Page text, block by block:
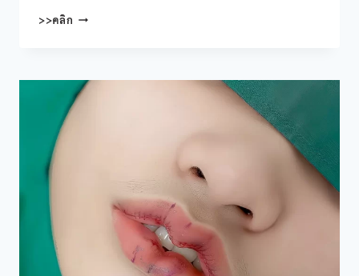
>>คลิก ทํา
(EYELID
ESURGERY)